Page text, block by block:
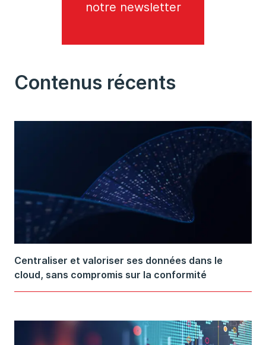
notre newsletter
Contenus récents
Centraliser et valoriser ses données dans le
cloud, sans compromis sur la conformité